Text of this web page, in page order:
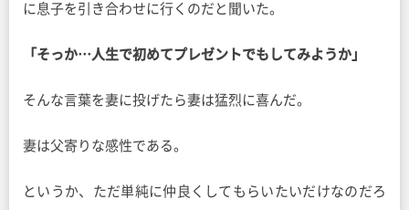
に息子を引き合わせに行くのだと聞いた。
「そっか…人生で初めてプレゼントでもしてみようか」
そんな言葉を妻に投げたら妻は猛烈に喜んだ。
妻は父寄りな感性である。
というか、ただ単純に仲良くしてもらいたいだけなのだろ